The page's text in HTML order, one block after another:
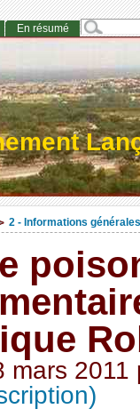
> 2 - Informations générales
mars 2011
En résumé